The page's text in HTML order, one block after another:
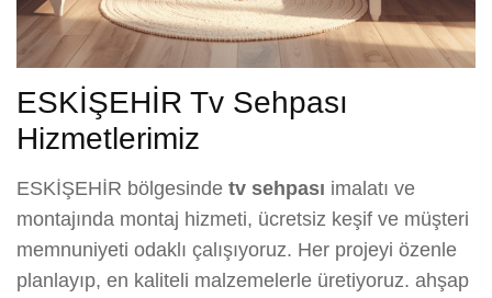
ESKİŞEHİR Tv Sehpası
Hizmetlerimiz
ESKİŞEHİR bölgesinde tv sehpası imalatı ve
montajında montaj hizmeti, ücretsiz keşif ve müşteri
memnuniyeti odaklı çalışıyoruz. Her projeyi özenle
planlayıp, en kaliteli malzemelerle üretiyoruz. ahşap